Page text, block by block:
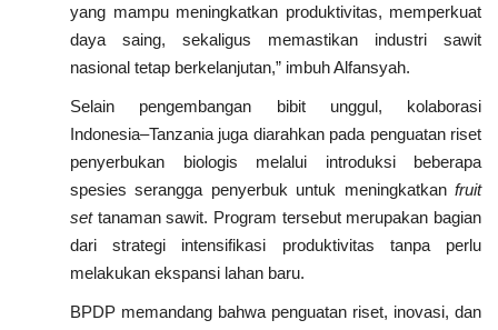
yang mampu meningkatkan produktivitas, memperkuat
daya saing, sekaligus memastikan industri sawit
nasional tetap berkelanjutan,” imbuh Alfansyah.
Selain pengembangan bibit unggul, kolaborasi
Indonesia–Tanzania juga diarahkan pada penguatan riset
penyerbukan biologis melalui introduksi beberapa
spesies serangga penyerbuk untuk meningkatkan fruit
settanaman sawit. Program tersebut merupakan bagian
dari strategi intensifikasi produktivitas tanpa perlu
melakukan ekspansi lahan baru.
BPDP memandang bahwa penguatan riset, inovasi, dan